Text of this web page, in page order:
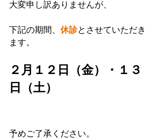
大変申し訳ありませんが、
下記の期間、 休診とさせていただき
ます。
２月１２日（金）・１３
日（土）
予めご了承ください。